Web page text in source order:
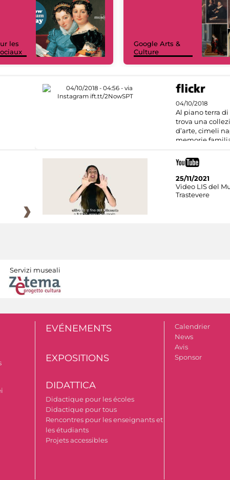
les
Google Arts &
Culture
04/10/2018
Al piano terra
trova una
d’arte, cimeli
memorie
25/11/2021
Video LIS del
Trastevere
Servizi museali
EVÉNEMENTS
EXPOSITIONS
DIDATTICA
Didactique pour les écoles
Didactique pour tous
Rencontres pour les enseignants et
les étudiants
Projets accessibles
Calendrier
News
Avis
Sponsor